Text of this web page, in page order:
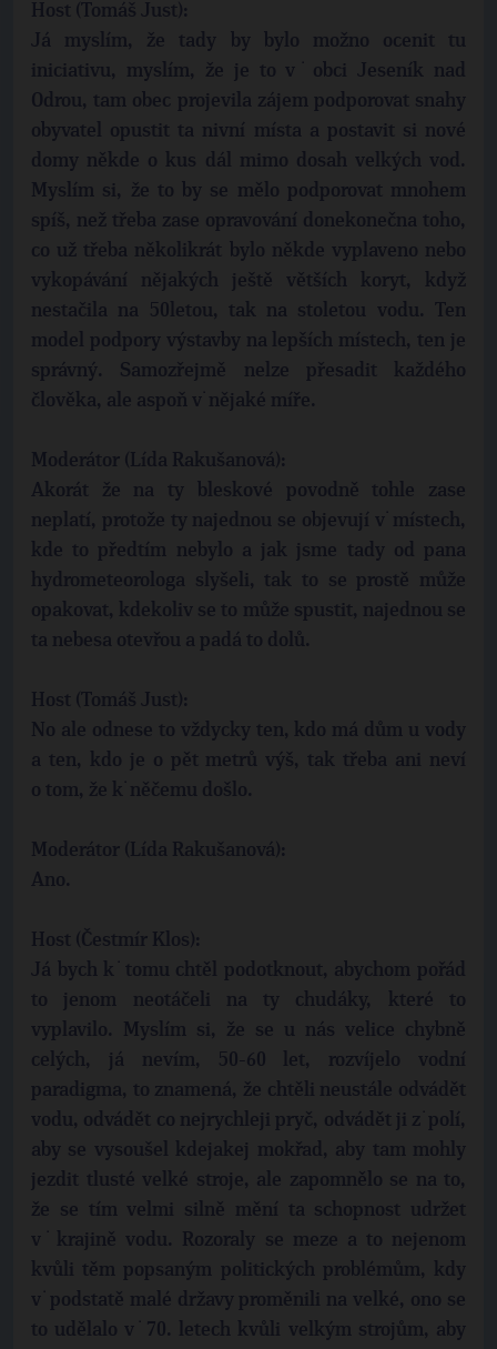
Host (Tomáš Just):
Já myslím, že tady by bylo možno ocenit tu
iniciativu, myslím, že je to v˙obci Jeseník nad
Odrou, tam obec projevila zájem podporovat snahy
obyvatel opustit ta nivní místa a postavit si nové
domy někde o kus dál mimo dosah velkých vod.
Myslím si, že to by se mělo podporovat mnohem
spíš, než třeba zase opravování donekonečna toho,
co už třeba několikrát bylo někde vyplaveno nebo
vykopávání nějakých ještě větších koryt, když
nestačila na 50letou, tak na stoletou vodu. Ten
model podpory výstavby na lepších místech, ten je
správný. Samozřejmě nelze přesadit každého
člověka, ale aspoň v˙nějaké míře.
Moderátor (Lída Rakušanová):
Akorát že na ty bleskové povodně tohle zase
neplatí, protože ty najednou se objevují v˙místech,
kde to předtím nebylo a jak jsme tady od pana
hydrometeorologa slyšeli, tak to se prostě může
opakovat, kdekoliv se to může spustit, najednou se
ta nebesa otevřou a padá to dolů.
Host (Tomáš Just):
No ale odnese to vždycky ten, kdo má dům u vody
a ten, kdo je o pět metrů výš, tak třeba ani neví
o tom, že k˙něčemu došlo.
Moderátor (Lída Rakušanová):
Ano.
Host (Čestmír Klos):
Já bych k˙tomu chtěl podotknout, abychom pořád
to jenom neotáčeli na ty chudáky, které to
vyplavilo. Myslím si, že se u nás velice chybně
celých, já nevím, 50-60 let, rozvíjelo vodní
paradigma, to znamená, že chtěli neustále odvádět
vodu, odvádět co nejrychleji pryč, odvádět ji z˙polí,
aby se vysoušel kdejakej mokřad, aby tam mohly
jezdit tlusté velké stroje, ale zapomnělo se na to,
že se tím velmi silně mění ta schopnost udržet
v˙krajině vodu. Rozoraly se meze a to nejenom
kvůli těm popsaným politických problémům, kdy
v˙podstatě malé državy proměnili na velké, ono se
to udělalo v˙70. letech kvůli velkým strojům, aby